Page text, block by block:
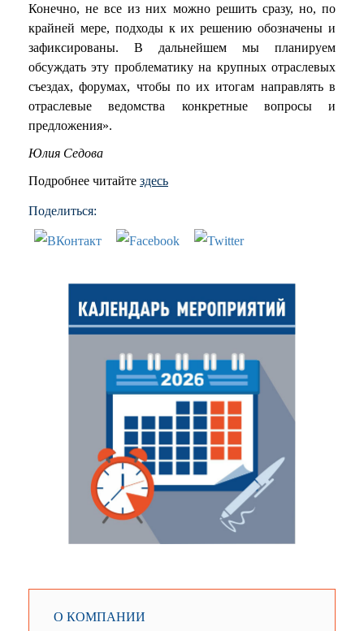
Конечно, не все из них можно решить сразу, но, по
крайней мере, подходы к их решению обозначены и
зафиксированы. В дальнейшем мы планируем
обсуждать эту проблематику на крупных отраслевых
съездах, форумах, чтобы по их итогам направлять в
отраслевые ведомства конкретные вопросы и
предложения».
Юлия Седова
Подробнее читайте здесь
Поделиться:
О КОМПАНИИ